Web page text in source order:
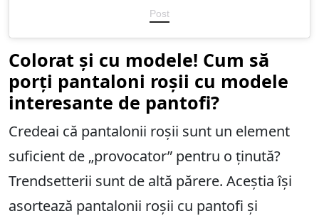
Post
Colorat și cu modele! Cum să
porți pantaloni roșii cu modele
interesante de pantofi?
Credeai că pantalonii roșii sunt un element
suficient de „provocator” pentru o ținută?
Trendsetterii sunt de altă părere. Aceștia își
asortează pantalonii roșii cu pantofi și